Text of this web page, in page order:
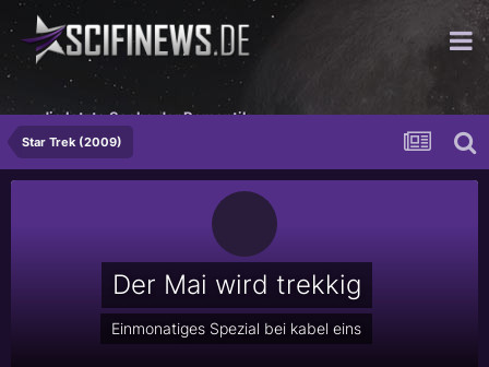
...die letzte Sache der Romantik
Star Trek (2009)
Der Mai wird trekkig
Einmonatiges Spezial bei kabel eins